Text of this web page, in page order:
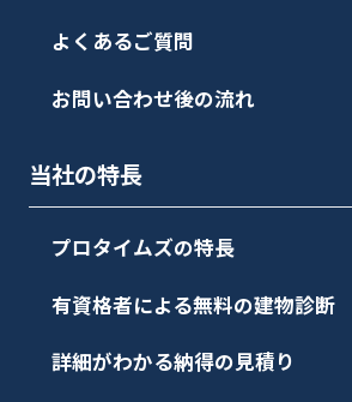
よくあるご質問
お問い合わせ後の流れ
当社の特長
プロタイムズの特長
有資格者による無料の建物診断
詳細がわかる納得の見積り